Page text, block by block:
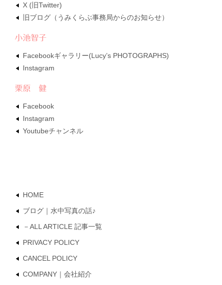
X (旧Twitter)
旧ブログ（うみくらぶ事務局からのお知らせ）
小池智子
Facebookギャラリー(Lucy’s PHOTOGRAPHS)
Instagram
栗原 健
Facebook
Instagram
Youtubeチャンネル
HOME
ブログ｜水中写真の話♪
－ALL ARTICLE 記事一覧
PRIVACY POLICY
CANCEL POLICY
COMPANY｜会社紹介